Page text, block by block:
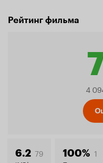
Рейтинг фильма
4
6.2 79 100% 1